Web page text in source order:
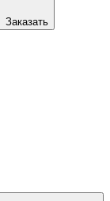
Заказать